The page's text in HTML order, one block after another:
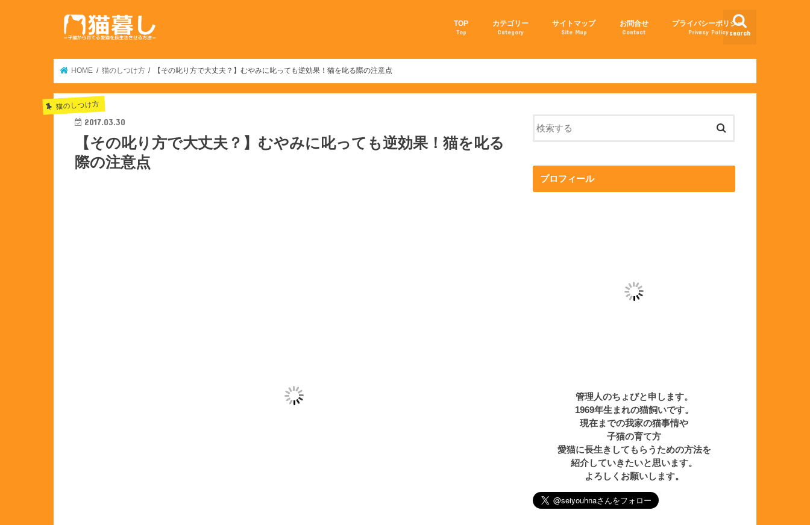
search
TOP
Top
カテゴリー
Category
サイトマップ
Site Map
お問合せ
Contact
プライバシーポリシー
Privacy Policy
HOME 猫のしつけ方 【その叱り方で大丈夫？】むやみに叱っても逆効果！猫を叱る際の注意点
猫のしつけ方
2017.03.30
【その叱り方で大丈夫？】むやみに叱っても逆効果！猫を叱る
際の注意点
プロフィール
管理人のちょびと申します。
1969年生まれの猫飼いです。
現在までの我家の猫事情や
子猫の育て方
愛猫に長生きしてもらうための方法を
紹介していきたいと思います。
よろしくお願いします。